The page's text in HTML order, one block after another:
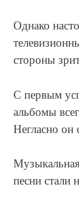
Однако
стороны
С первым
альбомы
Негласно он
песни стали